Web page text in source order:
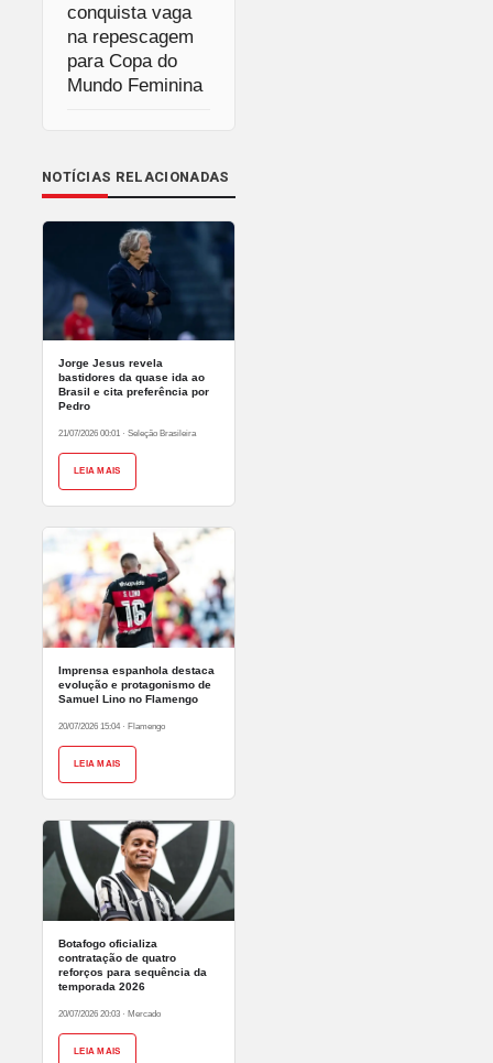
conquista vaga
na repescagem
para Copa do
Mundo Feminina
NOTÍCIAS RELACIONADAS
Jorge Jesus revela
bastidores da quase ida ao
Brasil e cita preferência por
Pedro
21/07/2026 00:01 · Seleção Brasileira
LEIA MAIS
Imprensa espanhola destaca
evolução e protagonismo de
Samuel Lino no Flamengo
20/07/2026 15:04 · Flamengo
LEIA MAIS
Botafogo oficializa
contratação de quatro
reforços para sequência da
temporada 2026
20/07/2026 20:03 · Mercado
LEIA MAIS